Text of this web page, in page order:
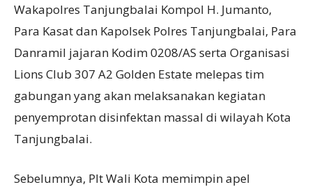
Wakapolres Tanjungbalai Kompol H. Jumanto,
Para Kasat dan Kapolsek Polres Tanjungbalai, Para
Danramil jajaran Kodim 0208/AS serta Organisasi
Lions Club 307 A2 Golden Estate melepas tim
gabungan yang akan melaksanakan kegiatan
penyemprotan disinfektan massal di wilayah Kota
Tanjungbalai.
Sebelumnya, Plt Wali Kota memimpin apel